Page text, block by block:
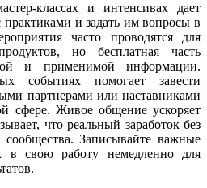
классах и интенсивах дает
и задать им вопросы в
часто проводятся для
но бесплатная часть
и применимой информации.
событиях помогает завести
партнерами или наставниками
сфере. Живое общение ускоряет
что реальный заработок без
Записывайте важные
в свою работу немедленно для